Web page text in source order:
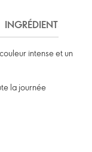
INGRÉDIENTS
intense et un
la journée